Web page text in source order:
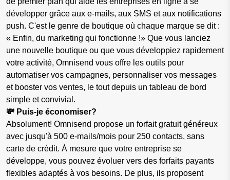
développer grâce aux e-mails, aux SMS et aux notifications
push. C'est le genre de boutique où chaque marque se dit :
« Enfin, du marketing qui fonctionne !» Que vous lanciez
une nouvelle boutique ou que vous développiez rapidement
votre activité, Omnisend vous offre les outils pour
automatiser vos campagnes, personnaliser vos messages
et booster vos ventes, le tout depuis un tableau de bord
simple et convivial.
💸 Puis-je économiser?
Absolument! Omnisend propose un forfait gratuit généreux
avec jusqu'à 500 e-mails/mois pour 250 contacts, sans
carte de crédit. À mesure que votre entreprise se
développe, vous pouvez évoluer vers des forfaits payants
flexibles adaptés à vos besoins. De plus, ils proposent